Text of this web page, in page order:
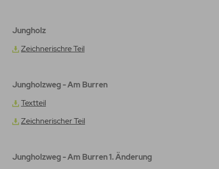
Jungholz
Zeichnerischre Teil
Jungholzweg - Am Burren
Textteil
Zeichnerischer Teil
Jungholzweg - Am Burren 1. Änderung